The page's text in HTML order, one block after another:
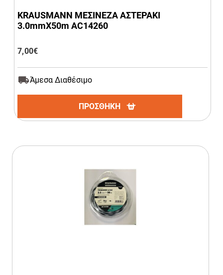
KRAUSMANN ΜΕΣΙΝΕΖΑ ΑΣΤΕΡΑΚΙ
3.0mmΧ50m AC14260
7,00€
Άμεσα Διαθέσιμο
ΠΡΟΣΘΗΚΗ